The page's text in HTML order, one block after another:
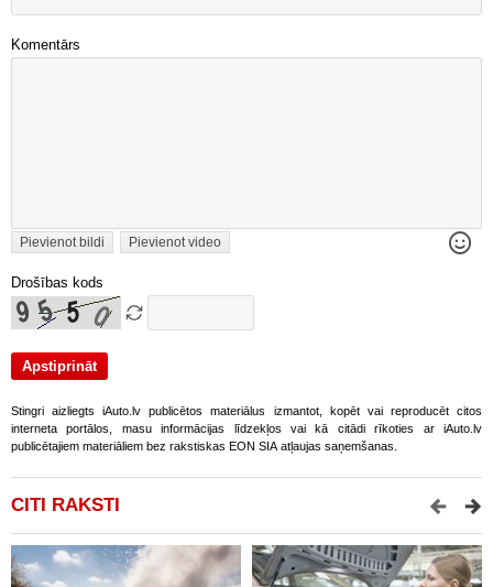
Komentārs
Pievienot bildi Pievienot video
Drošības kods
Stingri aizliegts iAuto.lv publicētos materiālus izmantot, kopēt vai reproducēt citos
interneta portālos, masu informācijas līdzekļos vai kā citādi rīkoties ar iAuto.lv
publicētajiem materiāliem bez rakstiskas EON SIA atļaujas saņemšanas.
CITI RAKSTI